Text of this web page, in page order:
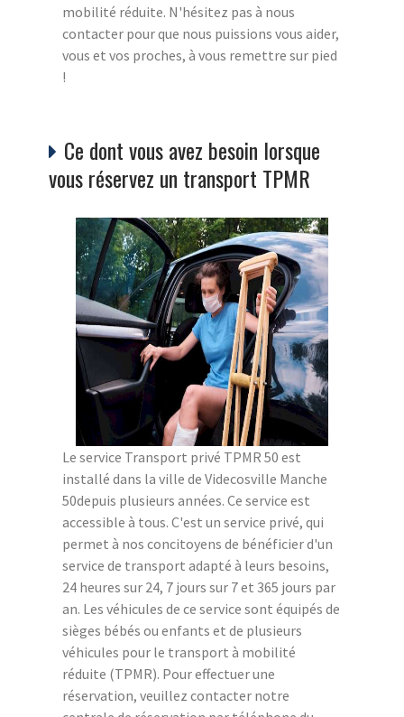
mobilité réduite. N'hésitez pas à nous
contacter pour que nous puissions vous aider,
vous et vos proches, à vous remettre sur pied
!
Ce dont vous avez besoin lorsque
vous réservez un transport TPMR
Le service Transport privé TPMR 50 est
installé dans la ville de Videcosville Manche
50depuis plusieurs années. Ce service est
accessible à tous. C'est un service privé, qui
permet à nos concitoyens de bénéficier d'un
service de transport adapté à leurs besoins,
24 heures sur 24, 7 jours sur 7 et 365 jours par
an. Les véhicules de ce service sont équipés de
sièges bébés ou enfants et de plusieurs
véhicules pour le transport à mobilité
réduite (TPMR). Pour effectuer une
réservation, veuillez contacter notre